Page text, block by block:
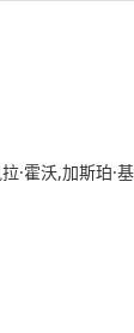
霍沃,加斯珀·